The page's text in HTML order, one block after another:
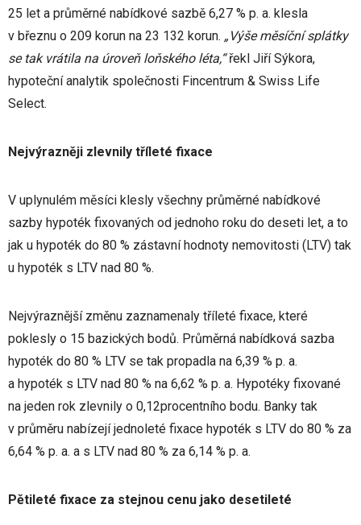
25 let a průměrné nabídkové sazbě 6,27 % p. a. klesla
v březnu o 209 korun na 23 132 korun. „Výše měsíční splátky
se tak vrátila na úroveň loňského léta,“řekl Jiří Sýkora,
hypoteční analytik společnosti Fincentrum & Swiss Life
Select.
Nejvýrazněji zlevnily tříleté fixace
V uplynulém měsíci klesly všechny průměrné nabídkové
sazby hypoték fixovaných od jednoho roku do deseti let, a to
jak u hypoték do 80 % zástavní hodnoty nemovitosti (LTV) tak
u hypoték s LTV nad 80 %.
Nejvýraznější změnu zaznamenaly tříleté fixace, které
poklesly o 15 bazických bodů. Průměrná nabídková sazba
hypoték do 80 % LTV se tak propadla na 6,39 % p. a.
a hypoték s LTV nad 80 % na 6,62 % p. a. Hypotéky fixované
na jeden rok zlevnily o 0,12procentního bodu. Banky tak
v průměru nabízejí jednoleté fixace hypoték s LTV do 80 % za
6,64 % p. a. a s LTV nad 80 % za 6,14 % p. a.
Pětileté fixace za stejnou cenu jako desetileté